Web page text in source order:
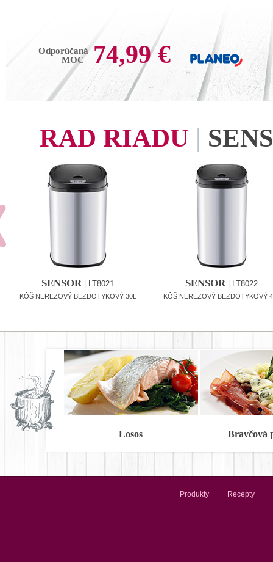
Odporúčaná
MOC
74,99 €
RAD RIADU |
SENSOR| LT8021
KÔŠ NEREZOVÝ BEZDOTYKOVÝ 30L
SENSOR| LT8022
KÔŠ NEREZOVÝ BEZDOTYKOVÝ
Losos Bravčová
Produkty Recepty